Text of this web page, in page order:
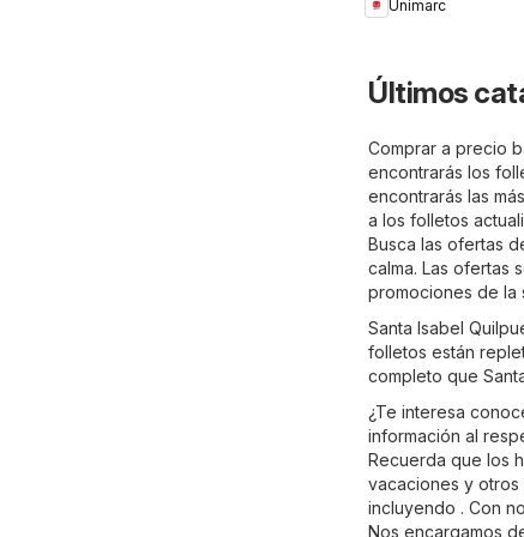
Unimarc
Últimos
Comprar a precio
encontrarás los
encontrarás las
a los folletos
Busca las ofertas
calma. Las ofertas
promociones de la
Santa Isabel
folletos están
completo que
¿Te interesa
información al
Recuerda que los
vacaciones y otros
incluyendo . Con
Nos encargamos